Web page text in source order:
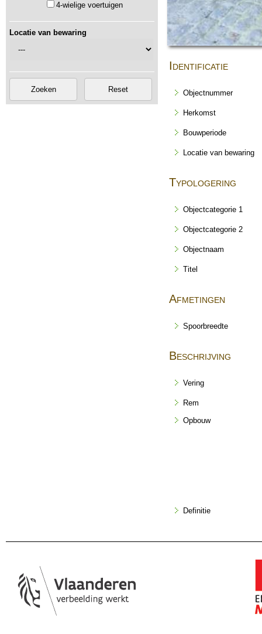
4-wielige voertuigen
Locatie van bewaring
Identificatie
Objectnummer
Herkomst
Bouwperiode
Locatie van bewaring
Typologering
Objectcategorie 1
Objectcategorie 2
Objectnaam
Titel
Afmetingen
Spoorbreedte
Beschrijving
Vering
Rem
Opbouw
Definitie